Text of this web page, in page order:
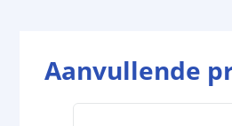
Aanvullende